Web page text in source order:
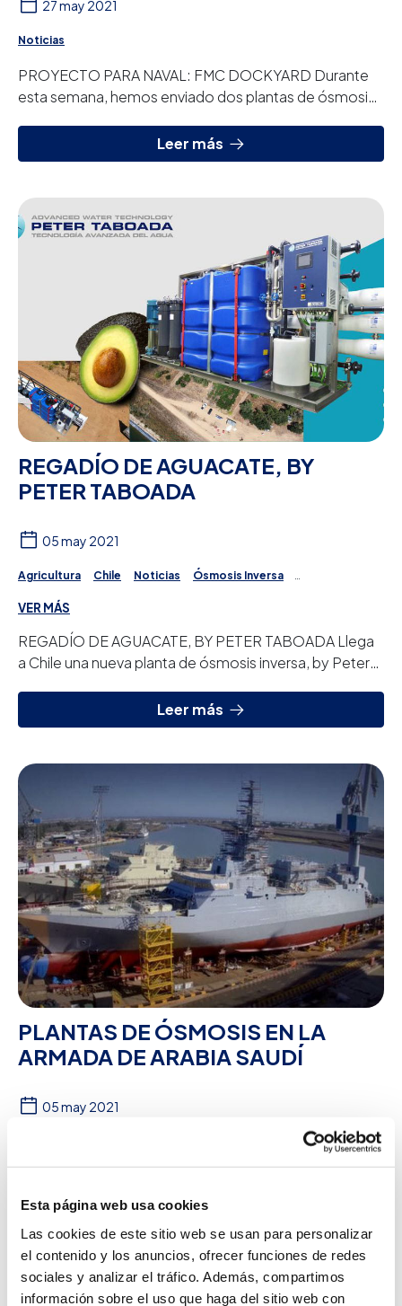
Esta página web usa cookies
Las cookies de este sitio web se usan para personalizar
el contenido y los anuncios, ofrecer funciones de redes
sociales y analizar el tráfico. Además, compartimos
información sobre el uso que haga del sitio web con
27 may 2021
Noticias
PROYECTO PARA NAVAL: FMC DOCKYARD Durante
esta semana, hemos enviado dos plantas de ósmosis
Leer más
REGADÍO DE AGUACATE, BY
PETER TABOADA
05 may 2021
Agricultura Chile Noticias
Ósmosis Inversa
Tratamiento del agua
VER MÁS
REGADÍO DE AGUACATE, BY PETER TABOADA Llega
a Chile una nueva planta de ósmosis inversa, by Peter
Leer más
PLANTAS DE ÓSMOSIS EN LA
ARMADA DE ARABIA SAUDÍ
05 may 2021
SAUDÍ Nuestra más reciente entrega es una planta de
Leer más